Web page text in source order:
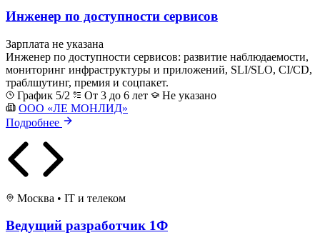
Инженер по доступности сервисов
Зарплата не указана
Инженер по доступности сервисов: развитие наблюдаемости,
мониторинг инфраструктуры и приложений, SLI/SLO, CI/CD,
траблшутинг, премия и соцпакет.
График 5/2
От 3 до 6 лет
Не указано
ООО «ЛЕ МОНЛИД»
Подробнее
Москва • IT и телеком
Ведущий разработчик 1Ф